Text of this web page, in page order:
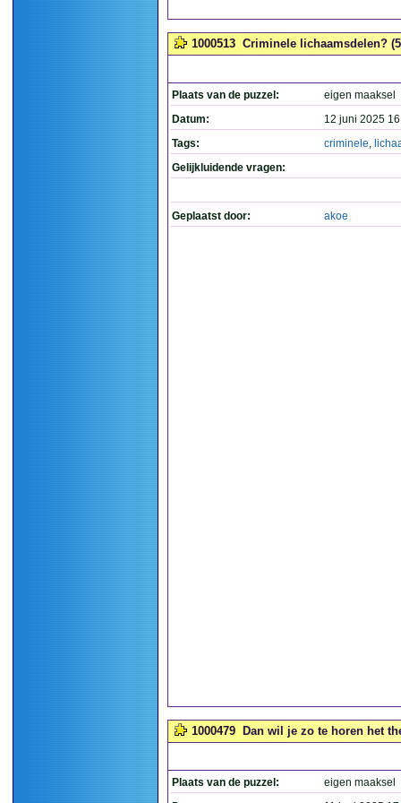
1000513 Criminele lichaamsdelen?
Plaats van de puzzel:
eigen maaksel
Datum:
12 juni 2025
Tags:
criminele,
Gelijkluidende vragen:
Geplaatst door: akoe
1000479 Dan wil je zo te horen het
Plaats van de puzzel:
eigen maaksel